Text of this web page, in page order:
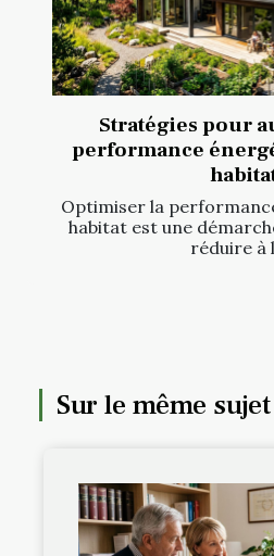
Stratégies pour
performance
Optimiser la
habitat est une
réduire à
Sur le même sujet